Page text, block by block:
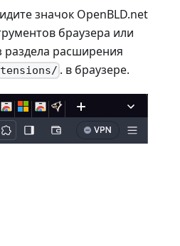
значок OpenBLD.net
браузера или
раздела расширения
. в браузере.